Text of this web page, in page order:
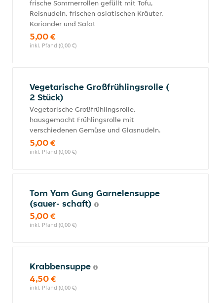
frische Sommerrollen gefüllt mit Tofu,
Reisnudeln, frischen asiatischen Kräuter,
Koriander und Salat
5,00 €
inkl. Pfand (0,00 €)
Vegetarische Großfrühlingsrolle (
2 Stück)
Vegetarische Großfrühlingsrolle,
hausgemacht Frühlingsrolle mit
verschiedenen Gemüse und Glasnudeln.
5,00 €
inkl. Pfand (0,00 €)
Tom Yam Gung Garnelensuppe
(sauer- schaft)
5,00 €
inkl. Pfand (0,00 €)
Krabbensuppe
4,50 €
inkl. Pfand (0,00 €)